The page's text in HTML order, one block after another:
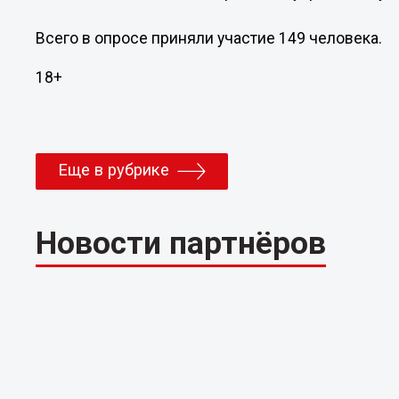
Всего в опросе приняли участие 149 человека.
18+
Еще в рубрике
Новости партнёров